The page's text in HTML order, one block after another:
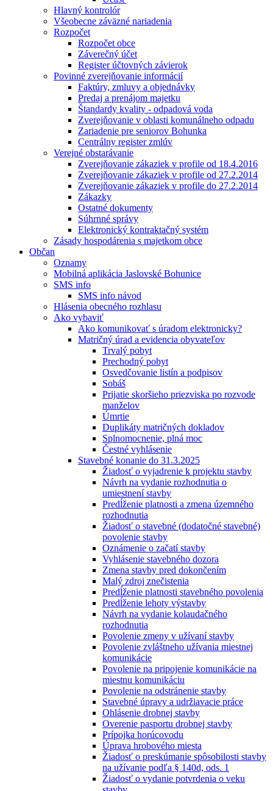
Hlavný kontrolór
Všeobecne záväzné nariadenia
Rozpočet
Rozpočet obce
Záverečný účet
Register účtovných závierok
Povinné zverejňovanie informácií
Faktúry, zmluvy a objednávky
Predaj a prenájom majetku
Štandardy kvality - odpadová voda
Zverejňovanie v oblasti komunálneho odpadu
Zariadenie pre seniorov Bohunka
Centrálny register zmlúv
Verejné obstarávanie
Zverejňovanie zákaziek v profile od 18.4.2016
Zverejňovanie zákaziek v profile od 27.2.2014
Zverejňovanie zákaziek v profile do 27.2.2014
Zákazky
Ostatné dokumenty
Súhrnné správy
Elektronický kontraktačný systém
Zásady hospodárenia s majetkom obce
Občan
Oznamy
Mobilná aplikácia Jaslovské Bohunice
SMS info
SMS info návod
Hlásenia obecného rozhlasu
Ako vybaviť
Ako komunikovať s úradom elektronicky?
Matričný úrad a evidencia obyvateľov
Trvalý pobyt
Prechodný pobyt
Osvedčovanie listín a podpisov
Sobáš
Prijatie skoršieho priezviska po rozvode
manželov
Úmrtie
Duplikáty matričných dokladov
Splnomocnenie, plná moc
Čestné vyhlásenie
Stavebné konanie do 31.3.2025
Žiadosť o vyjadrenie k projektu stavby
Návrh na vydanie rozhodnutia o
umiestnení stavby
Predĺženie platnosti a zmena územného
rozhodnutia
Žiadosť o stavebné (dodatočné stavebné)
povolenie stavby
Oznámenie o začatí stavby
Vyhlásenie stavebného dozora
Zmena stavby pred dokončením
Malý zdroj znečistenia
Predĺženie platnosti stavebného povolenia
Predĺženie lehoty výstavby
Návrh na vydanie kolaudačného
rozhodnutia
Povolenie zmeny v užívaní stavby
Povolenie zvláštneho užívania miestnej
komunikácie
Povolenie na pripojenie komunikácie na
miestnu komunikáciu
Povolenie na odstránenie stavby
Stavebné úpravy a udržiavacie práce
Ohlásenie drobnej stavby
Overenie pasportu drobnej stavby
Prípojka horúcovodu
Úprava hrobového miesta
Žiadosť o preskúmanie spôsobilosti stavby
na užívanie podľa § 140d, ods. 1
Žiadosť o vydanie potvrdenia o veku